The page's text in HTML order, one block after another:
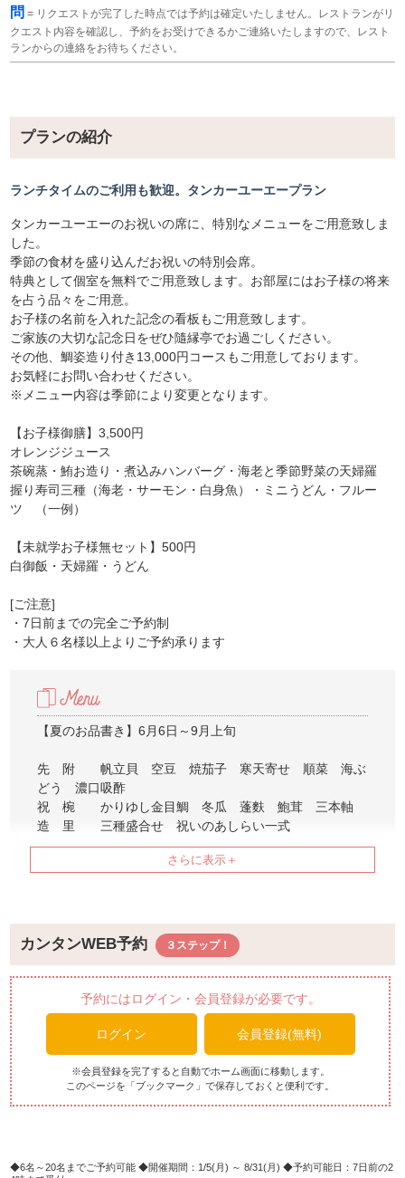
問 = リクエストが完了した時点では予約は確定いたしません。レストランがリ
クエスト内容を確認し、予約をお受けできるかご連絡いたしますので、レスト
ランからの連絡をお待ちください。
プランの紹介
ランチタイムのご利用も歓迎。タンカーユーエープラン
タンカーユーエーのお祝いの席に、特別なメニューをご用意致しま
した。
季節の食材を盛り込んだお祝いの特別会席。
特典として個室を無料でご用意致します。お部屋にはお子様の将来
を占う品々をご用意。
お子様の名前を入れた記念の看板もご用意致します。
ご家族の大切な記念日をぜひ隨縁亭でお過ごしください。
その他、鯛姿造り付き13,000円コースもご用意しております。
お気軽にお問い合わせください。
※メニュー内容は季節により変更となります。
【お子様御膳】3,500円
オレンジジュース
茶碗蒸・鮪お造り・煮込みハンバーグ・海老と季節野菜の天婦羅
握り寿司三種（海老・サーモン・白身魚）・ミニうどん・フルー
ツ （一例）
【未就学お子様無セット】500円
白御飯・天婦羅・うどん
[ご注意]
・7日前までの完全ご予約制
・大人６名様以上よりご予約承ります
【夏のお品書き】6月6日～9月上旬
先 附 帆立貝 空豆 焼茄子 寒天寄せ 順菜 海ぶ
どう 濃口吸酢
祝 椀 かりゆし金目鯛 冬瓜 蓬麩 鮑茸 三本軸
造 里 三種盛合せ 祝いのあしらい一式
家喜物 グルクン西京焼き 丸十蜜煮 唐辛子焼浸し
多喜合 蛸と夏野菜焚合せ
水菓子 季節のデザート
【飲み放題プランのご案内】
ビール・泡盛・日本酒・焼酎(麦/芋)・梅酒・ソフトドリン
ク
お一人様￥3,000(90分)
ソフトドリンク飲み放題プランはお一人様￥1,500で承り
ます。
例。
カンタンWEB予約
予約にはログイン・会員登録が必要です。
ログイン 会員登録(無料)
※会員登録を完了すると自動でホーム画面に移動します。
このページを「ブックマーク」で保存しておくと便利です。
6名～20名までご予約可能 開催期間：1/5(月) ～ 8/31(月)
予約可能日：7日前の2